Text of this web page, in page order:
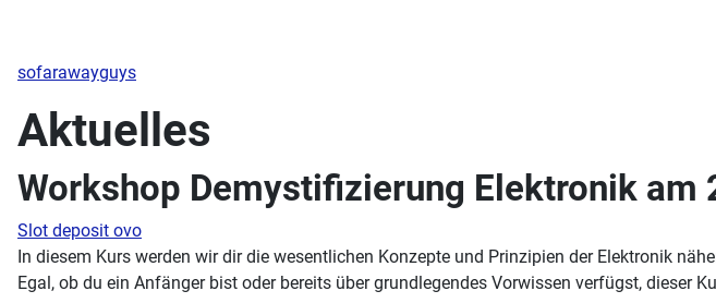
sofarawayguys
Aktuelles
Workshop Demystifizierung Elektronik am
Slot deposit ovo
In diesem Kurs werden wir dir die wesentlichen Konzepte und Prinzipien der Elektronik
Egal, ob du ein Anfänger bist oder bereits über grundlegendes Vorwissen verfügst, dieser